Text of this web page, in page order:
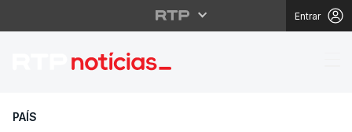
Entrar
Tempestade Ingrid.
PAÍS